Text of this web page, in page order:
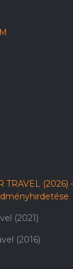
TRAVEL
(2021)
(2016)